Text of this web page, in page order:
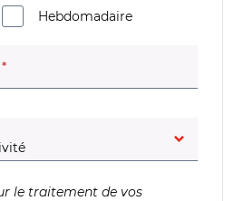
Hebdomadaire
(champ obligatoire)
le traitement de vos